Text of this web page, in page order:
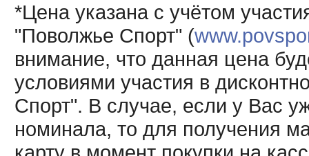
*Цена указана с учётом
"Поволжье Спорт" (
внимание, что данная цена
условиями участия в
Спорт". В случае, если у Вас
номинала, то для получения